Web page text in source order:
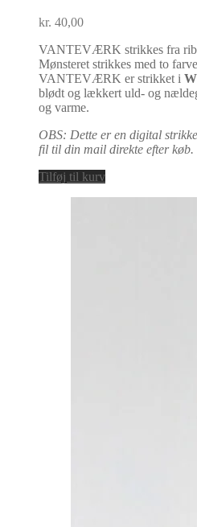
kr. 40,00
VANTEVÆRK strikkes fra
Mønsteret strikkes med to
VANTEVÆRK er strikket i
blødt og lækkert uld- og
og varme.
OBS: Dette er en digital
fil til din mail direkte efter køb.
Tilføj til kurv